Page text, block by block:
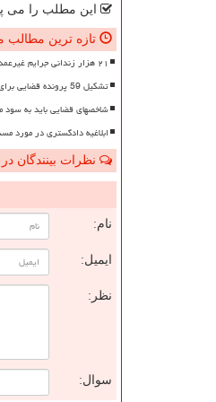
این مطلب را می
تازه ترین مطالب
۲۱ هزار زندانی جرایم غیرعمد در انتظار آزادی هستند
تشکیل 59 پرونده قضایی برای مدیران شرکت های تراستی
شاخصهای قضایی باید به سود
ابلاغیه دادگستری در مورد
نظرات بینندگان
نام:
ایمیل:
نظر:
سوال: